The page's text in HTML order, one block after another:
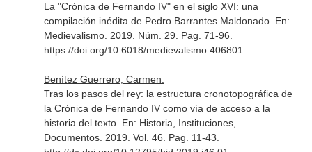
La "Crónica de Fernando IV" en el siglo XVI: una
compilación inédita de Pedro Barrantes Maldonado. En:
Medievalismo. 2019. Núm. 29. Pag. 71-96.
https://doi.org/10.6018/medievalismo.406801
Benítez Guerrero, Carmen:
Tras los pasos del rey: la estructura cronotopográfica de
la Crónica de Fernando IV como vía de acceso a la
historia del texto. En: Historia, Instituciones,
Documentos. 2019. Vol. 46. Pag. 11-43.